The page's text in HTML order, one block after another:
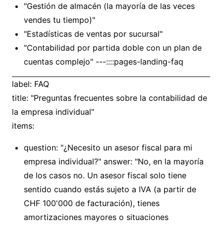
"Gestión de almacén (la mayoría de las veces
vendes tu tiempo)"
"Estadísticas de ventas por sucursal"
"Contabilidad por partida doble con un plan de
cuentas complejo" ---::::pages-landing-faq
label: FAQ
title: "Preguntas frecuentes sobre la contabilidad de
la empresa individual"
items:
question: "¿Necesito un asesor fiscal para mi
empresa individual?" answer: "No, en la mayoría
de los casos no. Un asesor fiscal solo tiene
sentido cuando estás sujeto a IVA (a partir de
CHF 100'000 de facturación), tienes
amortizaciones mayores o situaciones